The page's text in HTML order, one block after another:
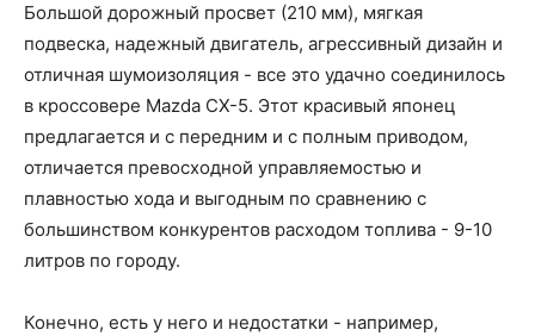
Большой дорожный просвет (210 мм), мягкая
подвеска, надежный двигатель, агрессивный дизайн и
отличная шумоизоляция - все это удачно соединилось
в кроссовере Mazda CX-5. Этот красивый японец
предлагается и с передним и с полным приводом,
отличается превосходной управляемостью и
плавностью хода и выгодным по сравнению с
большинством конкурентов расходом топлива - 9-10
литров по городу.
Конечно, есть у него и недостатки - например,